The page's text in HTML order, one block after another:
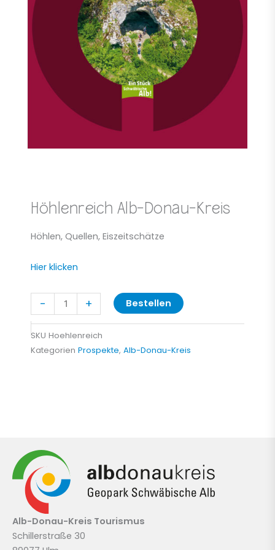
Höhlenreich Alb-Donau-Kreis
Höhlen, Quellen, Eiszeitschätze
Hier klicken
-
Höhlenreich
Alb-
Menge
+ Bestellen
SKU Hoehlenreich
Kategorien Prospekte, Alb-Donau-Kreis
Alb-Donau-Kreis Tourismus
Schillerstraße 30